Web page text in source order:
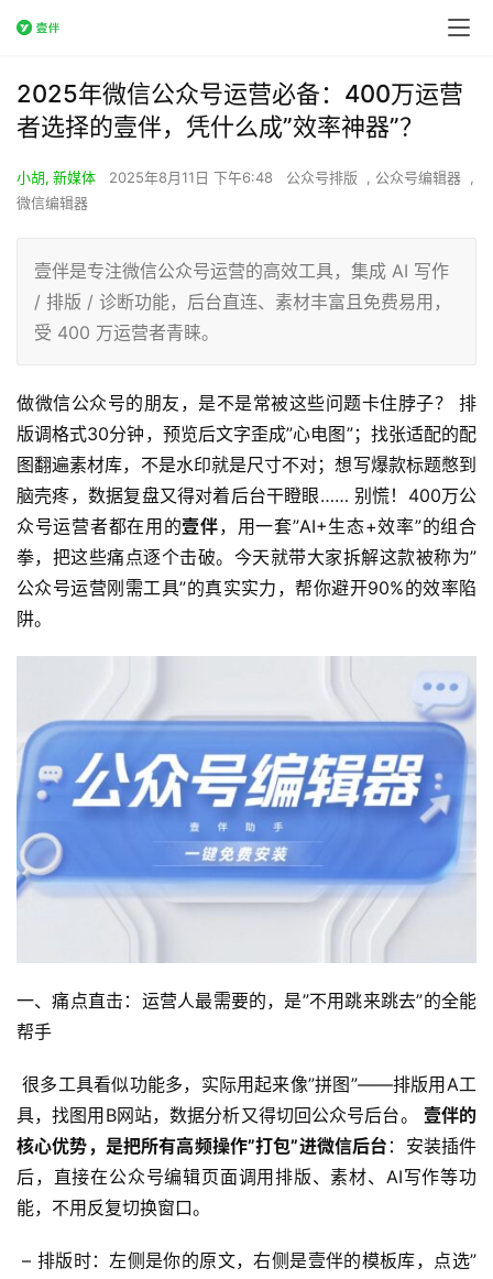
2025年微信公众号运营必备：400万运营
者选择的壹伴，凭什么成”效率神器”？
小胡, 新媒体 2025年8月11日 下午6:48 公众号排版 公众号编辑器
微信编辑器
壹伴是专注微信公众号运营的高效工具，集成 AI 写作
/ 排版 / 诊断功能，后台直连、素材丰富且免费易用，
受 400 万运营者青睐。
做微信公众号的朋友，是不是常被这些问题卡住脖子？ 排
版调格式30分钟，预览后文字歪成”心电图”；找张适配的配
图翻遍素材库，不是水印就是尺寸不对；想写爆款标题憋到
脑壳疼，数据复盘又得对着后台干瞪眼…… 别慌！400万公
众号运营者都在用的壹伴，用一套”AI+生态+效率”的组合
拳，把这些痛点逐个击破。今天就带大家拆解这款被称为”
公众号运营刚需工具”的真实实力，帮你避开90%的效率陷
阱。
一、痛点直击：运营人最需要的，是”不用跳来跳去”的全能
帮手
很多工具看似功能多，实际用起来像”拼图”——排版用A工
具，找图用B网站，数据分析又得切回公众号后台。 壹伴的
核心优势，是把所有高频操作”打包”进微信后台 ：安装插件
后，直接在公众号编辑页面调用排版、素材、AI写作等功
能，不用反复切换窗口。
– 排版时：左侧是你的原文，右侧是壹伴的模板库，点选”